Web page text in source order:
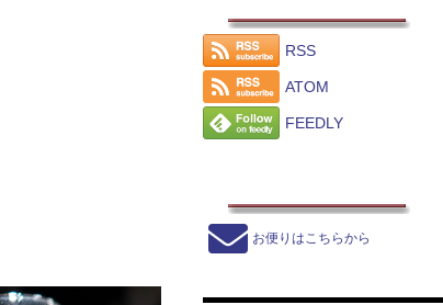
RSS
ATOM
FEEDLY
お便りはこちらから